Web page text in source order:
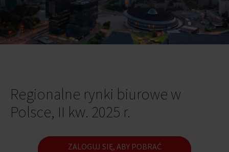
Regionalne rynki biurowe w
Polsce, II kw. 2025 r.
ZALOGUJ SIĘ, ABY POBRAĆ